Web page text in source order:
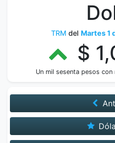
TRM del Martes 1
$
Un mil sesenta pesos